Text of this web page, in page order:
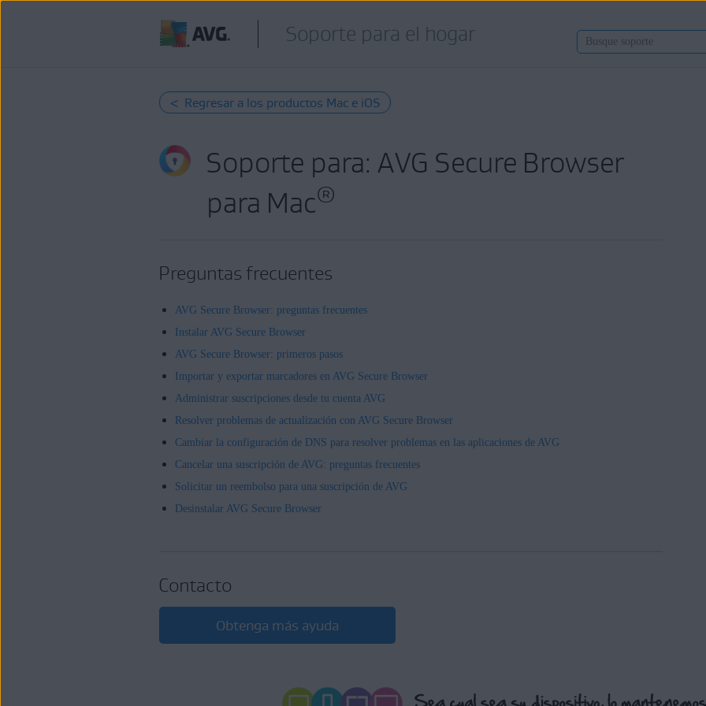
Soporte para el hogar
< Regresar a los productos Mac e iOS
Soporte para: AVG Secure Browser
para Mac®
Preguntas frecuentes
AVG Secure Browser: preguntas frecuentes
Instalar AVG Secure Browser
AVG Secure Browser: primeros pasos
Importar y exportar marcadores en AVG Secure Browser
Administrar suscripciones desde tu cuenta AVG
Resolver problemas de actualización con AVG Secure Browser
Cambiar la configuración de DNS para resolver problemas en las aplicaciones de AVG
Cancelar una suscripción de AVG: preguntas frecuentes
Solicitar un reembolso para una suscripción de AVG
Desinstalar AVG Secure Browser
Contacto
Obtenga más ayuda